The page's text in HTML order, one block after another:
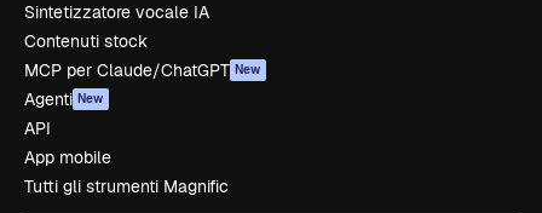
Sintetizzatore vocale IA
Contenuti stock
MCP per Claude/ChatGPT New
Agenti New
API
App mobile
Tutti gli strumenti Magnific